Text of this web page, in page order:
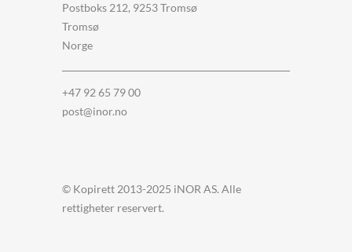
Postboks 212, 9253 Tromsø
Tromsø
Norge
+47 92 65 79 00
post@inor.no
© Kopirett 2013-2025 iNOR AS. Alle
rettigheter reservert.